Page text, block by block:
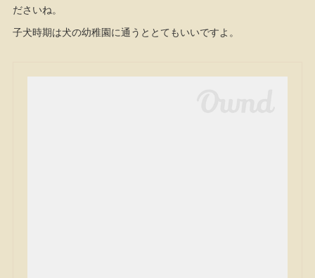
ださいね。
子犬時期は犬の幼稚園に通うととてもいいですよ。